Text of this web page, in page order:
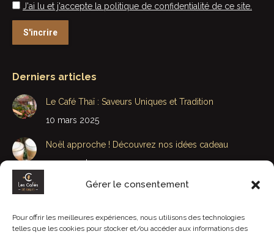
Gérer le consentement
Pour offrir les meilleures expériences, nous utilisons des technologies
telles que les cookies pour stocker et/ou accéder aux informations des
J'ai lu et j'accepte la politique de confidentialité de ce site.
Derniers articles
Le Café Thaï : Saveurs Uniques et Tradition
10 mars 2025
Noël approche ! Découvrez nos idées cadeau
29 novembre 2022
Bonne Fête Papa et Beau-Papa
Bonne fête Maman et Belle-Maman : J-4